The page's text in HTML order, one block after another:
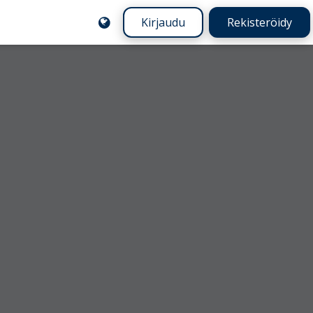
Kirjaudu Rekisteröidy